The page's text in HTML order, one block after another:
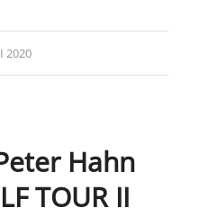
2020
Hahn
TOUR II